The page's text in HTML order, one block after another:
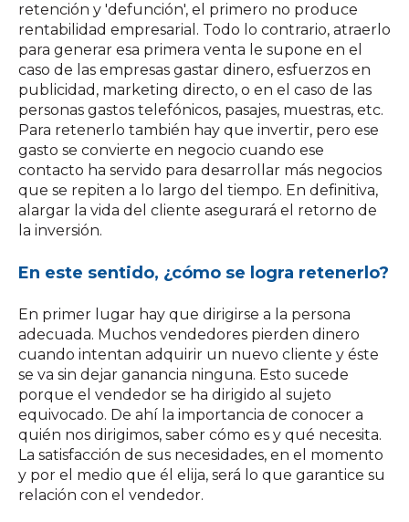
retención y 'defunción', el primero no produce
rentabilidad empresarial. Todo lo contrario, atraerlo
para generar esa primera venta le supone en el
caso de las empresas gastar dinero, esfuerzos en
publicidad, marketing directo, o en el caso de las
personas gastos telefónicos, pasajes, muestras, etc.
Para retenerlo también hay que invertir, pero ese
gasto se convierte en negocio cuando ese
contacto ha servido para desarrollar más negocios
que se repiten a lo largo del tiempo. En definitiva,
alargar la vida del cliente asegurará el retorno de
la inversión.
En este sentido, ¿cómo se logra retenerlo?
En primer lugar hay que dirigirse a la persona
adecuada. Muchos vendedores pierden dinero
cuando intentan adquirir un nuevo cliente y éste
se va sin dejar ganancia ninguna. Esto sucede
porque el vendedor se ha dirigido al sujeto
equivocado. De ahí la importancia de conocer a
quién nos dirigimos, saber cómo es y qué necesita.
La satisfacción de sus necesidades, en el momento
y por el medio que él elija, será lo que garantice su
relación con el vendedor.